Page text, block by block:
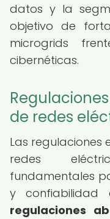
datos y la
objetivo de
microgrids
cibernéticas.
de redes
Las regulaciones
redes
fundamentales
y confiabilidad
regulaciones